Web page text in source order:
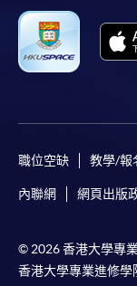
職位空缺 教學/報
內聯網 網頁出版
© 2026 香港大學專
香港大學專業進修學